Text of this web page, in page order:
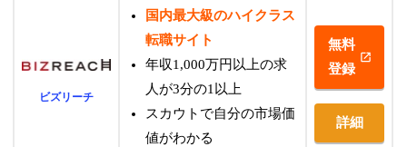
ビズリーチ
国内最大級のハイクラス
転職サイト
年収1,000万円以上の求
人が3分の1以上
スカウトで自分の市場価
値がわかる
無料
登録
詳細